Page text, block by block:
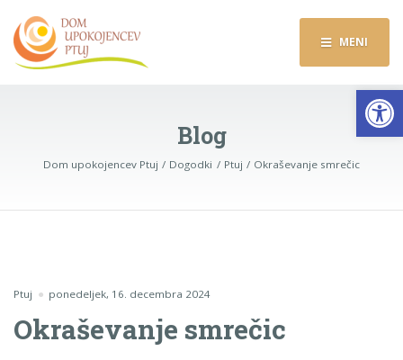
MENI
Blog
Dom upokojencev Ptuj Dogodki Ptuj Okraševanje smrečic
Ptuj ponedeljek, 16. decembra 2024
Okraševanje smrečic